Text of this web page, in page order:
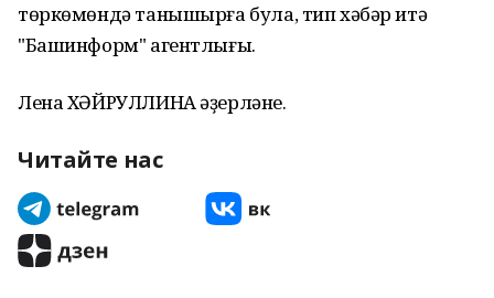
төркөмөндә танышырға була, тип хәбәр итә
"Башинформ" агентлығы.
Лена ХӘЙРУЛЛИНА әҙерләне.
Читайте нас